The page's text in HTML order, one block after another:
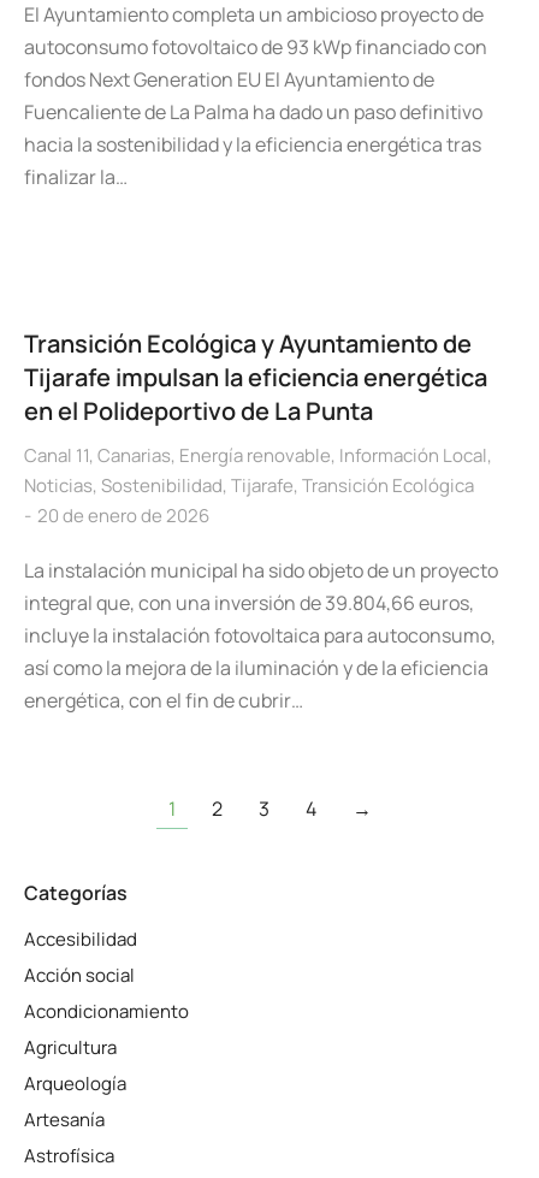
El Ayuntamiento completa un ambicioso proyecto de
autoconsumo fotovoltaico de 93 kWp financiado con
fondos Next Generation EU El Ayuntamiento de
Fuencaliente de La Palma ha dado un paso definitivo
hacia la sostenibilidad y la eficiencia energética tras
finalizar la…
Transición Ecológica y Ayuntamiento de
Tijarafe impulsan la eficiencia energética
en el Polideportivo de La Punta
Canal 11, Canarias, Energía renovable, Información Local,
Noticias, Sostenibilidad, Tijarafe, Transición Ecológica
20 de enero de 2026
La instalación municipal ha sido objeto de un proyecto
integral que, con una inversión de 39.804,66 euros,
incluye la instalación fotovoltaica para autoconsumo,
así como la mejora de la iluminación y de la eficiencia
energética, con el fin de cubrir…
1 2 3 4 →
Categorías
Accesibilidad
Acción social
Acondicionamiento
Agricultura
Arqueología
Artesanía
Astrofísica